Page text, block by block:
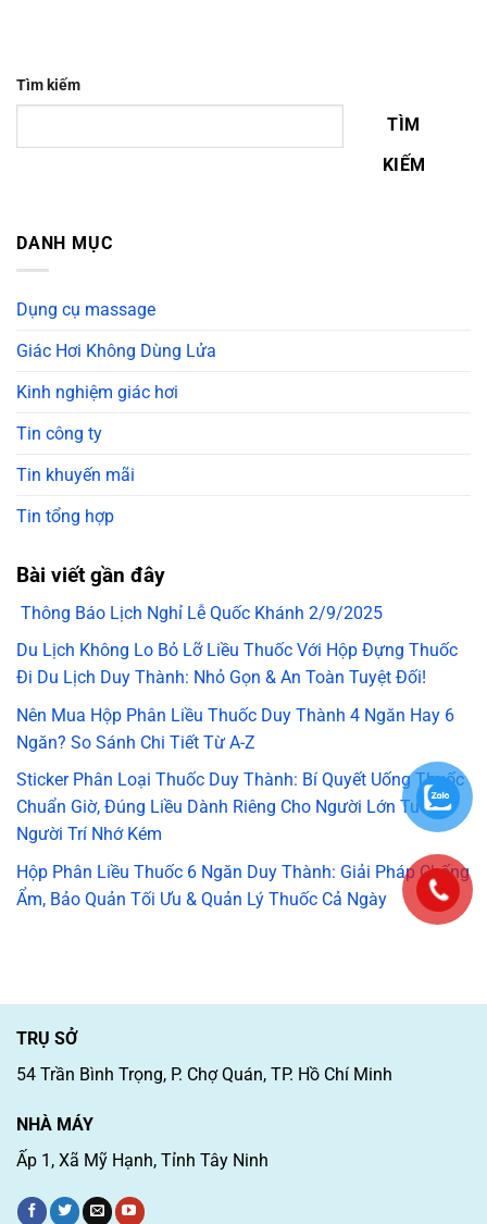
Tìm kiếm
TÌM
KIẾM
DANH MỤC
Dụng cụ massage
Giác Hơi Không Dùng Lửa
Kinh nghiệm giác hơi
Tin công ty
Tin khuyến mãi
Tin tổng hợp
Bài viết gần đây
Thông Báo Lịch Nghỉ Lễ Quốc Khánh 2/9/2025
Du Lịch Không Lo Bỏ Lỡ Liều Thuốc Với Hộp Đựng Thuốc
Đi Du Lịch Duy Thành: Nhỏ Gọn & An Toàn Tuyệt Đối!
Nên Mua Hộp Phân Liều Thuốc Duy Thành 4 Ngăn Hay 6
Ngăn? So Sánh Chi Tiết Từ A-Z
Sticker Phân Loại Thuốc Duy Thành: Bí Quyết Uống Thuốc
Chuẩn Giờ, Đúng Liều Dành Riêng Cho Người Lớn Tuổi &
Người Trí Nhớ Kém
Hộp Phân Liều Thuốc 6 Ngăn Duy Thành: Giải Pháp Chống
Ẩm, Bảo Quản Tối Ưu & Quản Lý Thuốc Cả Ngày
TRỤ SỞ
54 Trần Bình Trọng, P. Chợ Quán, TP. Hồ Chí Minh
NHÀ MÁY
Ấp 1, Xã Mỹ Hạnh, Tỉnh Tây Ninh